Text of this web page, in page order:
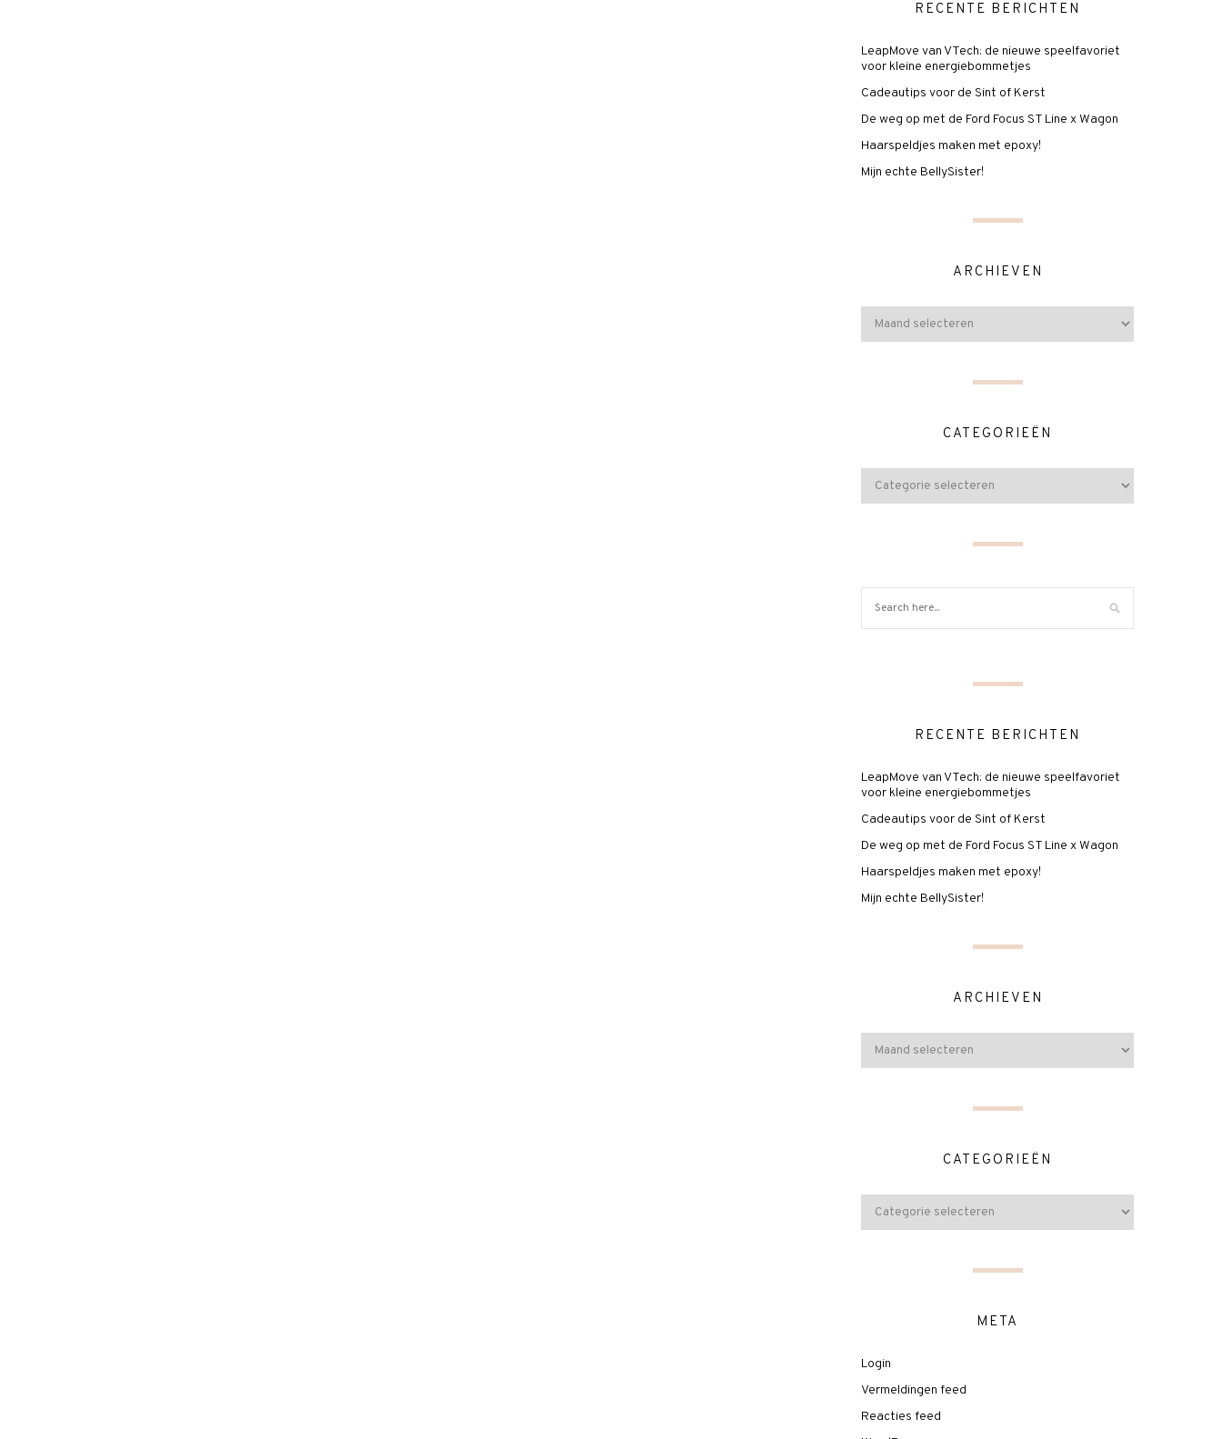
RECENTE BERICHTEN
LeapMove van VTech: de nieuwe speelfavoriet
voor kleine energiebommetjes
Cadeautips voor de Sint of Kerst
De weg op met de Ford Focus ST Line x Wagon
Haarspeldjes maken met epoxy!
Mijn echte BellySister!
ARCHIEVEN
CATEGORIEËN
RECENTE BERICHTEN
LeapMove van VTech: de nieuwe speelfavoriet
voor kleine energiebommetjes
Cadeautips voor de Sint of Kerst
De weg op met de Ford Focus ST Line x Wagon
Haarspeldjes maken met epoxy!
Mijn echte BellySister!
ARCHIEVEN
CATEGORIEËN
META
Login
Vermeldingen feed
Reacties feed